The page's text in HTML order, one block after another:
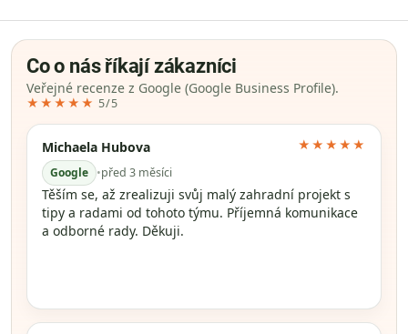
Co o nás říkají zákazníci
Veřejné recenze z Google (Google Business Profile).
★★★★★ 5/5
Michaela Hubova
Google •před 3 měsíci
★★★★★
Těším se, až zrealizuji svůj malý zahradní projekt s
tipy a radami od tohoto týmu. Příjemná komunikace
a odborné rady. Děkuji.